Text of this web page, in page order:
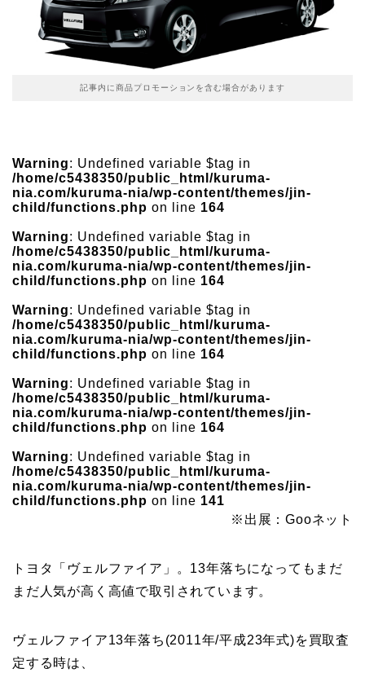
記事内に商品プロモーションを含む場合があります
Warning: Undefined variable $tag in
/home/c5438350/public_html/kuruma-
nia.com/kuruma-nia/wp-content/themes/jin-
child/functions.php on line 164
Warning: Undefined variable $tag in
/home/c5438350/public_html/kuruma-
nia.com/kuruma-nia/wp-content/themes/jin-
child/functions.php on line 164
Warning: Undefined variable $tag in
/home/c5438350/public_html/kuruma-
nia.com/kuruma-nia/wp-content/themes/jin-
child/functions.php on line 164
Warning: Undefined variable $tag in
/home/c5438350/public_html/kuruma-
nia.com/kuruma-nia/wp-content/themes/jin-
child/functions.php on line 164
Warning: Undefined variable $tag in
/home/c5438350/public_html/kuruma-
nia.com/kuruma-nia/wp-content/themes/jin-
child/functions.php on line 141
※出展：Gooネット
トヨタ「ヴェルファイア」。13年落ちになってもまだ
まだ人気が高く高値で取引されています。
ヴェルファイア13年落ち(2011年/平成23年式)を買取査
定する時は、